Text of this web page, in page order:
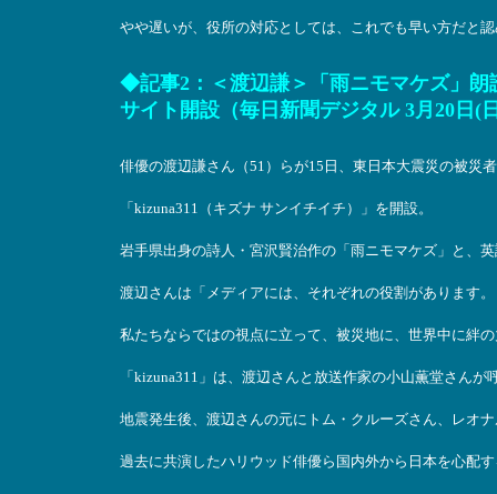
やや遅いが、役所の対応としては、これでも早い方だと
◆記事2：＜渡辺謙＞「雨ニモマケズ」
サイト開設（毎日新聞デジタル 3月20日(
俳優の渡辺謙さん（51）らが15日、東日本大震災の被災
「kizuna311（キズナ サンイチイチ）」を開設。
岩手県出身の詩人・宮沢賢治作の「雨ニモマケズ」と、
渡辺さんは「メディアには、それぞれの役割があります
私たちならではの視点に立って、被災地に、世界中に絆
「kizuna311」は、渡辺さんと放送作家の小山薫堂さん
地震発生後、渡辺さんの元にトム・クルーズさん、レオ
過去に共演したハリウッド俳優ら国内外から日本を心配